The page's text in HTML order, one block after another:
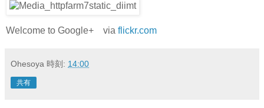
Welcome to Google+ via flickr.com
Ohesoya 時刻: 14:00
共有